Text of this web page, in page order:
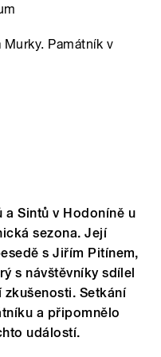
Památník v
a Sintů v Hodoníně u
sezona. Její
s Jiřím Pitínem,
s návštěvníky sdílel
Setkání
a připomnělo
událostí.